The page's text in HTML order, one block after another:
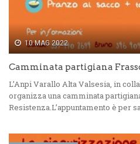
10 MAG 2022
Camminata partigiana
L’Anpi Varallo Alta Valsesia, in
organizza una camminata
Resistenza.L’appuntamento è per